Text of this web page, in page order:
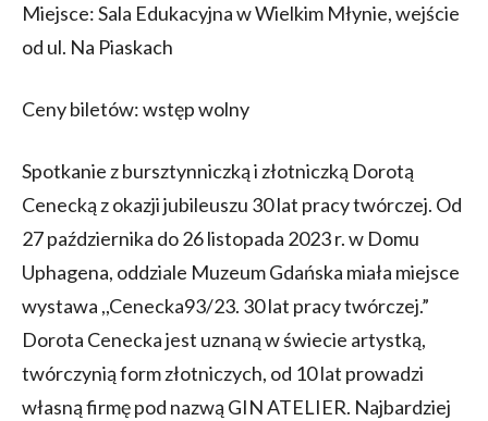
Miejsce: Sala Edukacyjna w Wielkim Młynie, wejście
od ul. Na Piaskach
Ceny biletów: wstęp wolny
Spotkanie z bursztynniczką i złotniczką Dorotą
Cenecką z okazji jubileuszu 30 lat pracy twórczej. Od
27 października do 26 listopada 2023 r. w Domu
Uphagena, oddziale Muzeum Gdańska miała miejsce
wystawa ,,Cenecka93/23. 30 lat pracy twórczej.”
Dorota Cenecka jest uznaną w świecie artystką,
twórczynią form złotniczych, od 10 lat prowadzi
własną firmę pod nazwą GIN ATELIER. Najbardziej